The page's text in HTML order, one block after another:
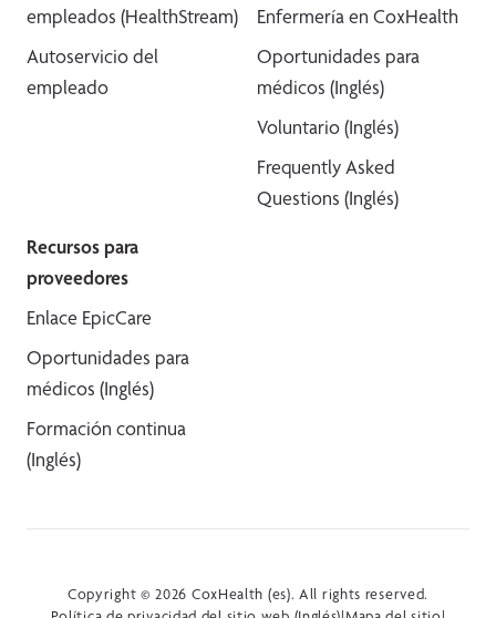
empleados (HealthStream)
Autoservicio del
empleado
Enfermería en CoxHealth
Oportunidades para
médicos (Inglés)
Voluntario (Inglés)
Frequently Asked
Questions (Inglés)
Recursos para
proveedores
Enlace EpicCare
Oportunidades para
médicos (Inglés)
Formación continua
(Inglés)
Copyright © 2026 CoxHealth (es). All rights reserved.